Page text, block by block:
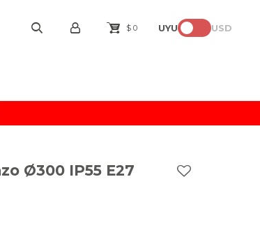
$ 0 UYU USD
Ø300 IP55 E27